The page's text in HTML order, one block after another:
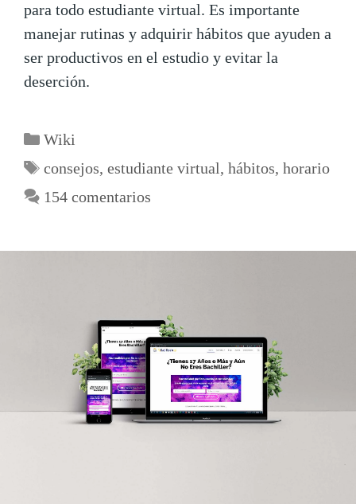
para todo estudiante virtual. Es importante
manejar rutinas y adquirir hábitos que ayuden a
ser productivos en el estudio y evitar la
deserción.
Wiki
consejos, estudiante virtual, hábitos, horario
154 comentarios